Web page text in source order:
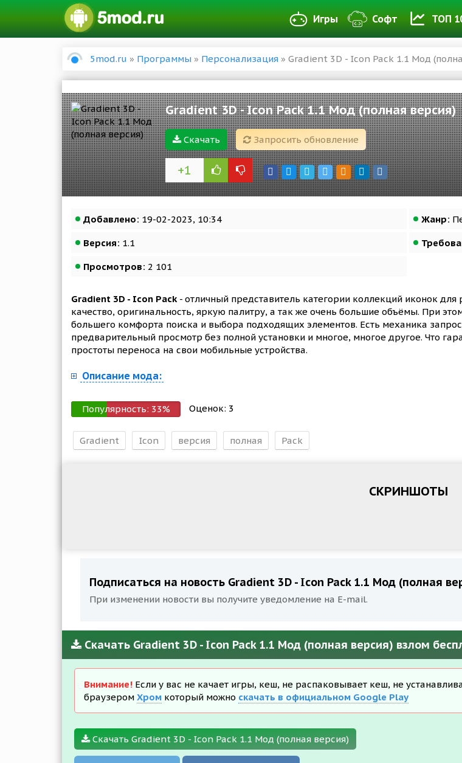
Игры Софт ТОП
5mod.ru » Программы » Персонализация » Gradient 3D - Icon Pack 1.1 Мод
Gradient 3D - Icon Pack 1.1 Мод (полная версия)
Скачать Запросить обновление
+1
Добавлено: 19-02-2023, 10:34 Жанр:
Версия: 1.1
Просмотров: 2 101
Gradient 3D - Icon Pack- отличный представитель категории коллекций иконок
качество, оригинальность, яркую палитру, а так же очень большие объёмы. При
большего комфорта поиска и выбора подходящих элементов. Есть механика
предварительный просмотр без полной установки и многое, многое другое. Что
простоты переноса на свои мобильные устройства.
Описание мода:
Популярность: 33% Оценок: 3
Gradient Icon версия полная Pack
СКРИНШОТЫ
Подписаться на новость Gradient 3D - Icon Pack 1.1 Мод (полная
При изменении новости вы получите уведомление на E-mail.
Скачать Gradient 3D - Icon Pack 1.1 Мод (полная версия) взлом
Внимание! Если у вас не качает игры, кеш, не распаковывает кеш, не
браузером Хром который можно скачать в официальном Google Play
Скачать Gradient 3D - Icon Pack 1.1 Мод (полная версия)